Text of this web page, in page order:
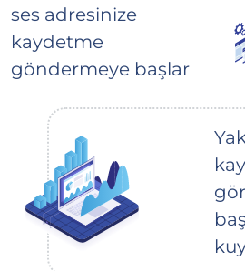
ses adresinize
kaydetme
göndermeye başlar